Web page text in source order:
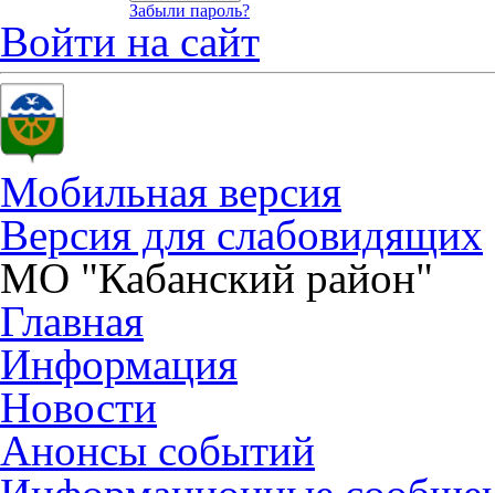
Забыли пароль?
Войти на сайт
Мобильная версия
Версия для слабовидящих
МО "Кабанский район"
Главная
Информация
Новости
Анонсы событий